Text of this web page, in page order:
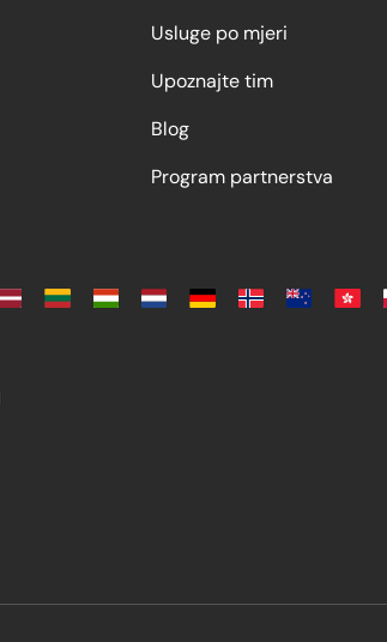
Usluge po mjeri
Upoznajte tim
Blog
Program partnerstva